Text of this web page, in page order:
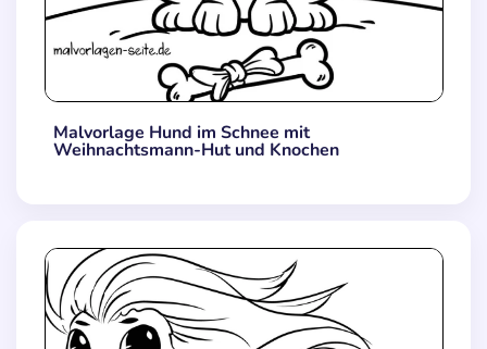
Malvorlage Hund im Schnee mit
Weihnachtsmann-Hut und Knochen